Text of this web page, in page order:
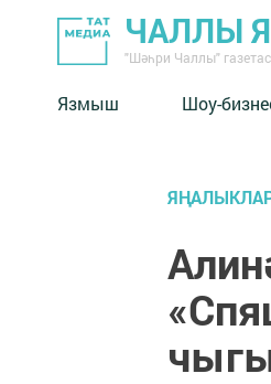
ЧАЛЛЫ
"Шәһри Чаллы"
Язмыш Шоу-